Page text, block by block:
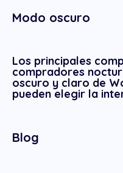
Modo oscuro
Los principales
compradores
oscuro y claro de
pueden elegir la
Blog